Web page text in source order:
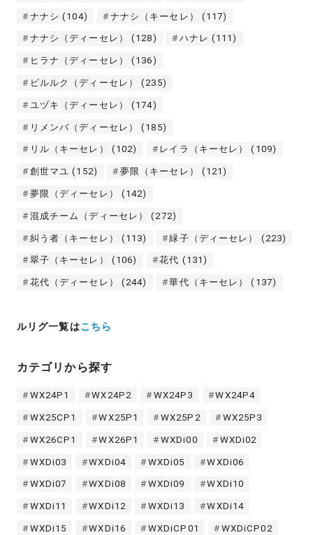
ナナシ (104) ナナシ（キーセレ） (117)
ナナシ（ディーセレ） (128) ハナレ (111)
ヒラナ（ディーセレ） (136)
ピルルク（ディーセレ） (235)
ユヅキ（ディーセレ） (174)
リメンバ（ディーセレ） (185)
リル（キーセレ） (102) レイラ（キーセレ） (109)
創世マユ (152) 夢限（キーセレ） (121)
夢限（ディーセレ） (142)
混成チーム（ディーセレ） (272)
糾う者（キーセレ） (113) 緑子（ディーセレ） (223)
翠子（キーセレ） (106) 花代 (131)
花代（ディーセレ） (244) 華代（キーセレ） (137)
ルリグ一覧はこちら
カテゴリから探す
WX24P1 WX24P2 WX24P3 WX24P4
WX25CP1 WX25P1 WX25P2 WX25P3
WX26CP1 WX26P1 WXDi00 WXDi02
WXDi03 WXDi04 WXDi05 WXDi06
WXDi07 WXDi08 WXDi09 WXDi10
WXDi11 WXDi12 WXDi13 WXDi14
WXDi15 WXDi16 WXDiCP01 WXDiCP02